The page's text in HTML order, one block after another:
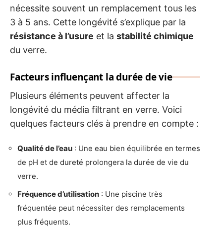
nécessite souvent un remplacement tous les
3 à 5 ans. Cette longévité s’explique par la
résistance à l’usure et la stabilité chimique
du verre.
Facteurs influençant la durée de vie
Plusieurs éléments peuvent affecter la
longévité du média filtrant en verre. Voici
quelques facteurs clés à prendre en compte :
Qualité de l’eau : Une eau bien équilibrée en termes
de pH et de dureté prolongera la durée de vie du
verre.
Fréquence d’utilisation : Une piscine très
fréquentée peut nécessiter des remplacements
plus fréquents.